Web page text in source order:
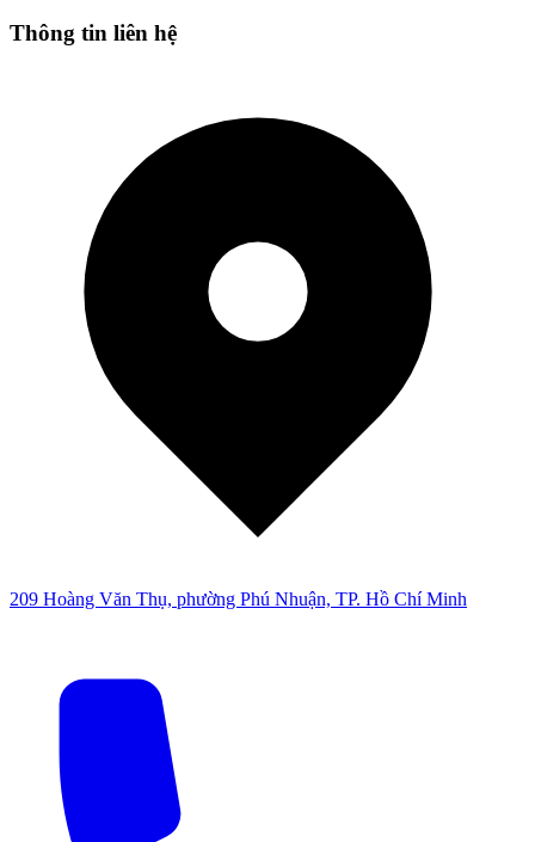
Thông tin liên hệ
209 Hoàng Văn Thụ, phường Phú Nhuận, TP. Hồ Chí Minh